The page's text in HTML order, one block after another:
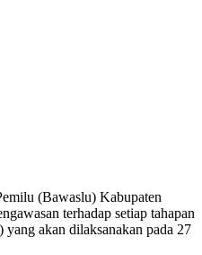
(Bawaslu) Kabupaten
terhadap setiap tahapan
akan dilaksanakan pada 27